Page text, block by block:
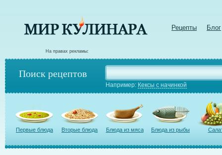
Рецепты Блог
На правах рекламы:
Поиск рецептов
Например: Кексы с начинкой
Первые блюда Вторые блюда Блюда из мяса Блюда из рыбы